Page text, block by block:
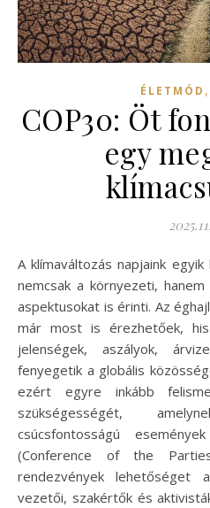
ÉLETMÓD ,
COP30: Öt
egy
A klímaváltozás napjaink egyik legnagyobb kihívása, amely
nemcsak a környezeti,
aspektusokat is érinti. Az
már most is érezhetőek,
jelenségek, aszályok,
fenyegetik a globális
ezért egyre inkább
szükségességét,
csúcsfontosságú
(Conference of the
rendezvények
vezetői, szakértők és